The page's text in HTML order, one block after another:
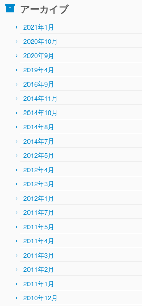
リ
アーカイブ
2021年1月
2020年10月
2020年9月
2019年4月
2016年9月
2014年11月
2014年10月
2014年8月
2014年7月
2012年5月
2012年4月
2012年3月
2012年1月
2011年7月
2011年5月
2011年4月
2011年3月
2011年2月
2011年1月
2010年12月